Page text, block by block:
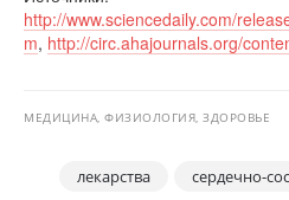
http://www.sciencedaily.com/
m, http://circ.ahajournals.org/
МЕДИЦИНА, ФИЗИОЛОГИЯ, ЗДОРОВЬЕ
лекарства
сердечно-